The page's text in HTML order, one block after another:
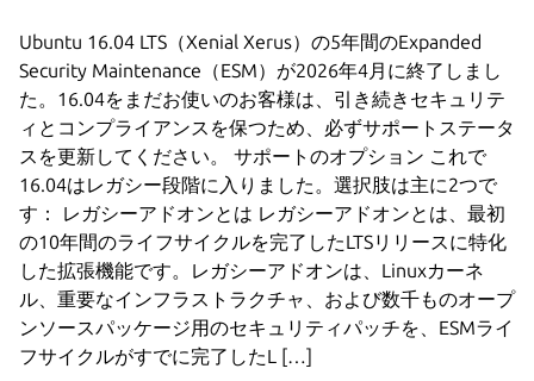
Ubuntu 16.04 LTS（Xenial Xerus）の5年間のExpanded
Security Maintenance（ESM）が2026年4月に終了しまし
た。16.04をまだお使いのお客様は、引き続きセキュリテ
ィとコンプライアンスを保つため、必ずサポートステータ
スを更新してください。 サポートのオプション これで
16.04はレガシー段階に入りました。選択肢は主に2つで
す： レガシーアドオンとは レガシーアドオンとは、最初
の10年間のライフサイクルを完了したLTSリリースに特化
した拡張機能です。レガシーアドオンは、Linuxカーネ
ル、重要なインフラストラクチャ、および数千ものオープ
ンソースパッケージ用のセキュリティパッチを、ESMライ
フサイクルがすでに完了したL […]